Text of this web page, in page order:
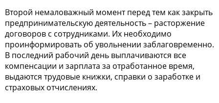
Второй немаловажный момент перед тем как закрыть
предпринимательскую деятельность – расторжение
договоров с сотрудниками. Их необходимо
проинформировать об увольнении заблаговременно.
В последний рабочий день выплачиваются все
компенсации и зарплата за отработанное время,
выдаются трудовые книжки, справки о заработке и
страховых отчислениях.